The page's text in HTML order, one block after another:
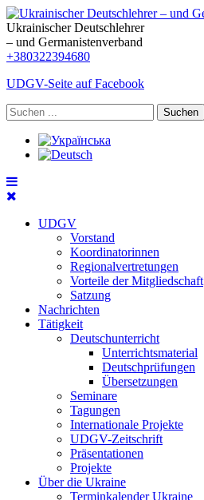
Ukrainischer Deutschlehrer
– und Germanistenverband
+380322394680
UDGV-Seite auf Facebook
Suchen
UDGV
Vorstand
Koordinatorinnen
Regionalvertretungen
Vorteile der Mitgliedschaft
Satzung
Nachrichten
Tätigkeit
Deutschunterricht
Unterrichtsmaterial
Deutschprüfungen
Übersetzungen
Seminare
Tagungen
Internationale Projekte
UDGV-Zeitschrift
Präsentationen
Projekte
Über die Ukraine
Terminkalender Ukraine